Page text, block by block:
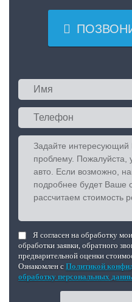

Я согласен на обработку
обработки заявки, обратного
предварительной оценки
Ознакомлен с Политикой
обработку персональных